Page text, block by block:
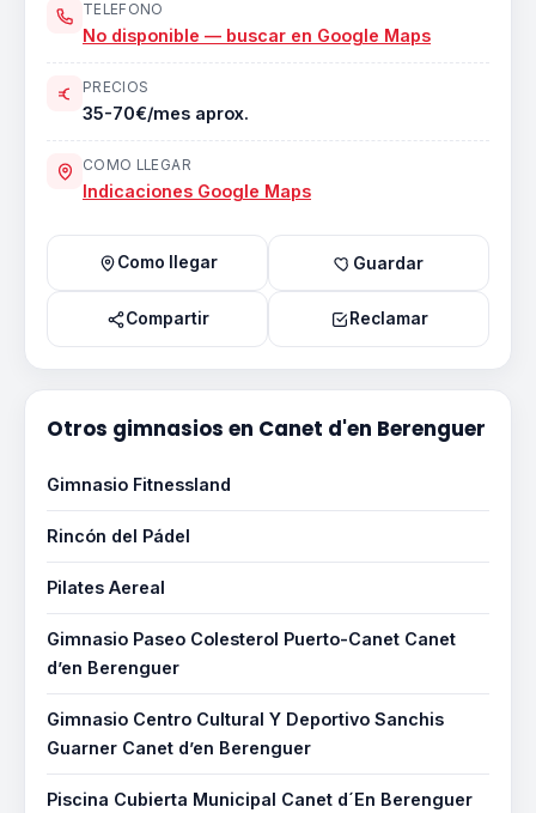
TELEFONO
No disponible — buscar en Google Maps
PRECIOS
35-70€/mes aprox.
COMO LLEGAR
Indicaciones Google Maps
Como llegar Guardar
Compartir Reclamar
Otros gimnasios en Canet d'en Berenguer
Gimnasio Fitnessland
Rincón del Pádel
Pilates Aereal
Gimnasio Paseo Colesterol Puerto-Canet Canet
d’en Berenguer
Gimnasio Centro Cultural Y Deportivo Sanchis
Guarner Canet d’en Berenguer
Piscina Cubierta Municipal Canet d´En Berenguer